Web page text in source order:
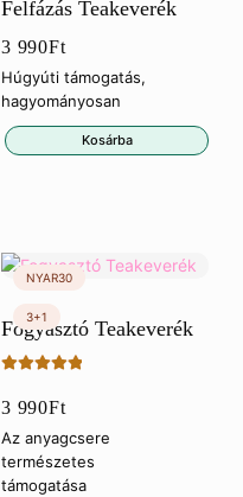
Felfázás Teakeverék
3 990Ft
Húgyúti támogatás,
hagyományosan
Kosárba
Fogyasztó Teakeverék
5.00/ 5
3 990Ft
Az anyagcsere
természetes
támogatása